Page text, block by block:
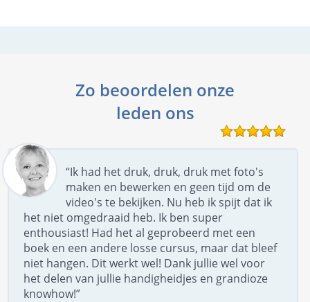
Zo beoordelen onze
leden ons
“Ik had het druk, druk, druk met foto's
maken en bewerken en geen tijd om de
video's te bekijken. Nu heb ik spijt dat ik
het niet omgedraaid heb. Ik ben super
enthousiast! Had het al geprobeerd met een
boek en een andere losse cursus, maar dat bleef
niet hangen. Dit werkt wel! Dank jullie wel voor
het delen van jullie handigheidjes en grandioze
knowhow!”